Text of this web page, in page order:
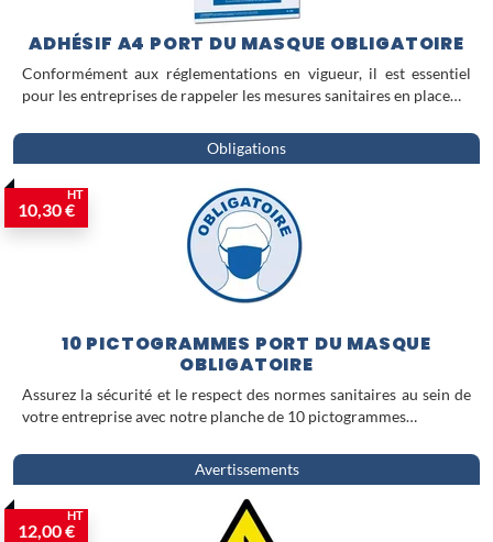
ADHÉSIF A4 PORT DU MASQUE OBLIGATOIRE
Conformément aux réglementations en vigueur, il est essentiel
pour les entreprises de rappeler les mesures sanitaires en place…
Obligations
10,30 €
HT
10 PICTOGRAMMES PORT DU MASQUE
OBLIGATOIRE
Assurez la sécurité et le respect des normes sanitaires au sein de
votre entreprise avec notre planche de 10 pictogrammes…
Avertissements
12,00 €
HT